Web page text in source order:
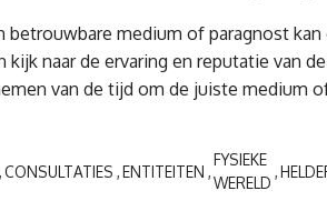
betrouwbare medium of paragnost
kijk naar de ervaring en reputatie van
van de tijd om de juiste medium
CONSULTATIES ENTITEITEN
FYSIEKE
WERELD